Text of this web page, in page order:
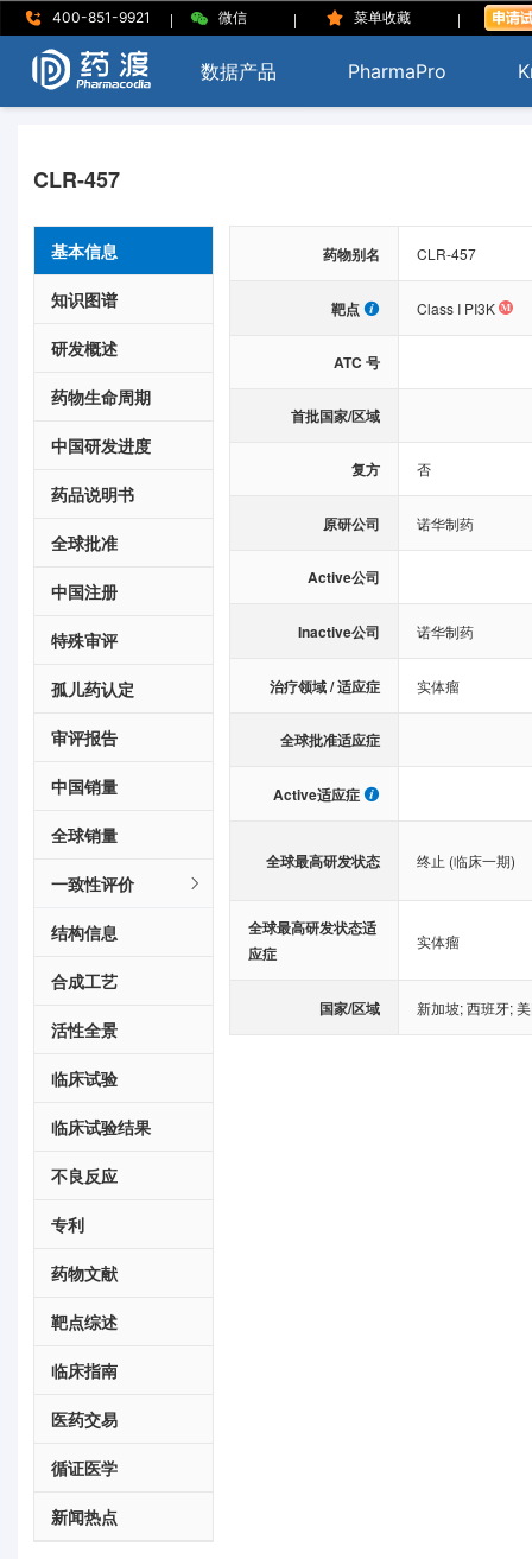
400-851-9921 | 微信 | 菜单收藏 |
数据产品 PharmaPro
CLR-457
基本信息
知识图谱
研发概述
药物生命周期
中国研发进度
药品说明书
全球批准
中国注册
特殊审评
孤儿药认定
审评报告
中国销量
全球销量
一致性评价
结构信息
合成工艺
活性全景
临床试验
临床试验结果
不良反应
专利
药物文献
靶点综述
临床指南
医药交易
循证医学
新闻热点
药物别名 CLR-457
靶点 Class I PI3K
ATC 号
首批国家/区域
复方 否
原研公司 诺华制药
Active公司
Inactive公司 诺华制药
治疗领域 / 适应症 实体瘤
全球批准适应症
Active适应症
全球最高研发状态 终止 (临床一期)
全球最高研发状态适
应症
实体瘤
国家/区域 新加坡;西班牙;